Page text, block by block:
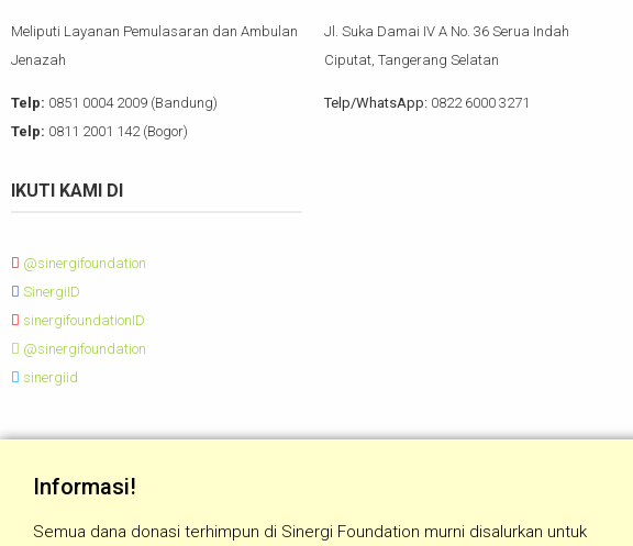
Meliputi Layanan Pemulasaran dan Ambulan
Jenazah
Telp: 0851 0004 2009 (Bandung)
Telp: 0811 2001 142 (Bogor)
IKUTI KAMI DI
@sinergifoundation
SinergiID
sinergifoundationID
@sinergifoundation
sinergiid
Jl. Suka Damai IV A No. 36 Serua Indah
Ciputat, Tangerang Selatan
Telp/WhatsApp: 0822 6000 3271
Informasi!
Semua dana donasi terhimpun di Sinergi Foundation murni disalurkan untuk